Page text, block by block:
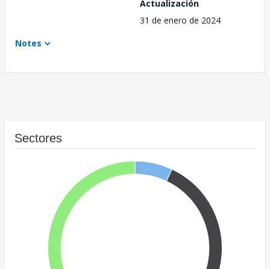
Actualización
31 de enero de 2024
Notes
Sectores